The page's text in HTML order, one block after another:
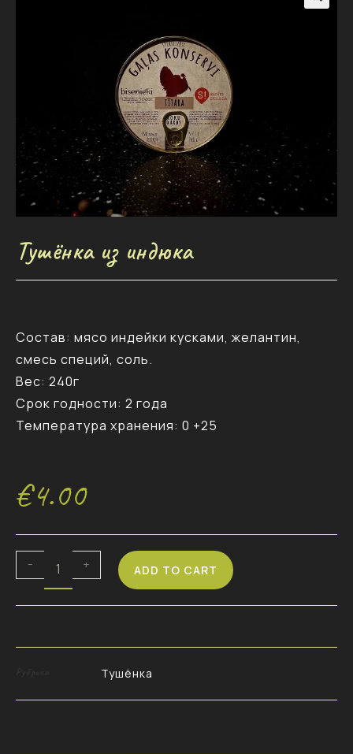
Тушёнка из индюка
Состав: мясо индейки кусками, желантин,
смесь специй, соль.
Вес: 240г
Срок годности: 2 года
Температура хранения: 0 +25
€4.00
- + ADD TO CART
Тушёнка